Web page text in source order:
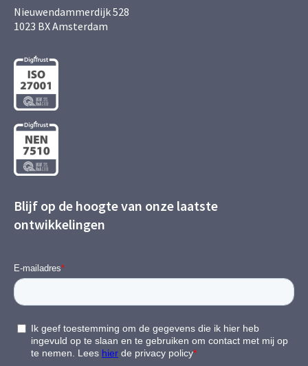
Nieuwendammerdijk 528
1023 BX Amsterdam
Blijf op de hoogte van onze laatste
ontwikkelingen